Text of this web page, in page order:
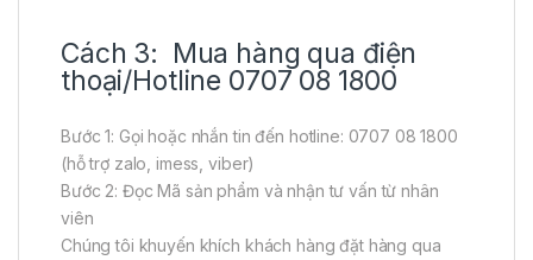
Cách 3: Mua hàng qua điện
thoại/Hotline 0707 08 1800
Bước 1: Gọi hoặc nhắn tin đến hotline: 0707 08 1800
(hỗ trợ zalo, imess, viber)
Bước 2: Đọc Mã sản phẩm và nhận tư vấn từ nhân
viên
Chúng tôi khuyến khích khách hàng đặt hàng qua